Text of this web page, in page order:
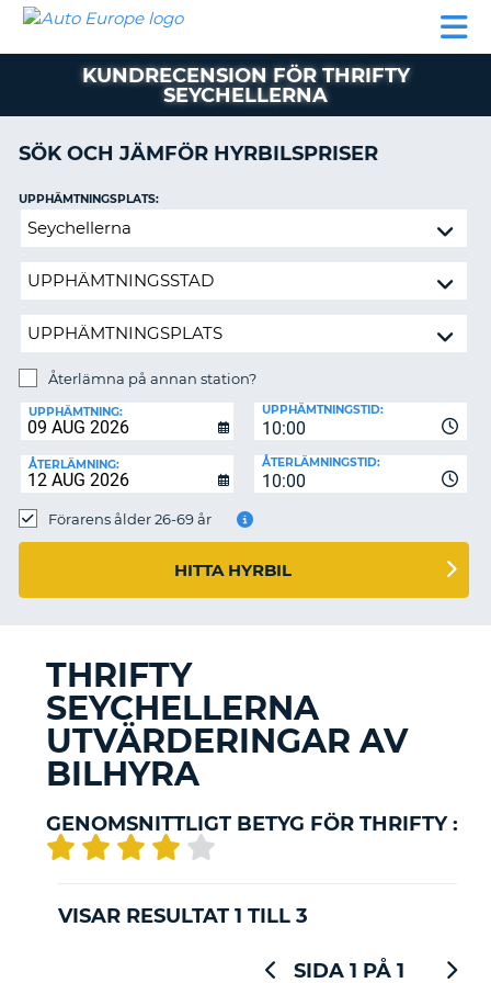
HYRBIL
HYRA
PARTNER
AUTO
EUROPE
HYRBIL
HYRA
PARTNER
HJÄLP
BOKNING
KUNDRECENSION FÖR THRIFTY
SEYCHELLERNA
SÖK OCH JÄMFÖR HYRBILSPRISER
Återlämna
annan
UPPHÄMTNINGSPLATS:
Återlämna på annan station?
UPPHÄMTNING:
10:00
UPPHÄMTNINGSTID:
ÅTERLÄMNING:
10:00
ÅTERLÄMNINGSTID:
Förarens ålder 26-69 år
HITTA HYRBIL
THRIFTY
SEYCHELLERNA
UTVÄRDERINGAR AV
BILHYRA
GENOMSNITTLIGT BETYG FÖR THRIFTY :
VISAR RESULTAT 1 TILL 3
SIDA 1 PÅ 1